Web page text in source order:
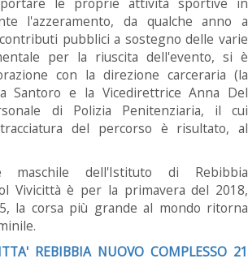
le proprie attività sportive in
l'azzeramento, da qualche anno a
pubblici a sostegno delle varie
per la riuscita dell'evento, si è
con la direzione carceraria (la
Santoro e la Vicedirettrice Anna Del
di Polizia Penitenziaria, il cui
del percorso è risultato, al
dell'Istituto di Rebibbia
Vivicittà è per la primavera del 2018,
la corsa più grande al mondo ritorna
REBIBBIA NUOVO COMPLESSO 21